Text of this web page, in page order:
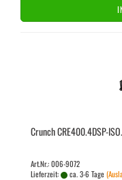
Crunch CRE400.4DSP-​
Art.Nr.: 006-9072
Lieferzeit:
ca. 3-6 Tage